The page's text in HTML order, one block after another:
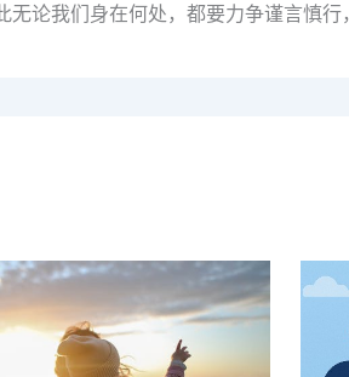
无论我们身在何处，都要力争谨言慎行